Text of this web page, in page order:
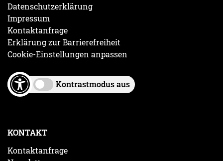
Datenschutzerklärung
Impressum
Kontaktanfrage
Erklärung zur Barrierefreiheit
Cookie-Einstellungen anpassen
Kontrastmodus aus
KONTAKT
Kontaktanfrage